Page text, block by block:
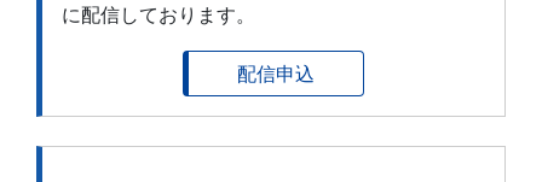
に配信しております。
配信申込